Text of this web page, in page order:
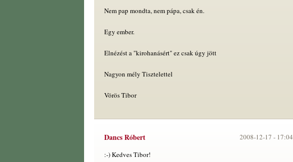
Nem pap mondta, nem pápa, csak én.
Egy ember.
Elnézést a "kirohanásért" ez csak úgy jött
Nagyon mély Tisztelettel
Vörös Tibor
Dancs Róbert 2008-12-17 - 17:04
:-) Kedves Tibor!